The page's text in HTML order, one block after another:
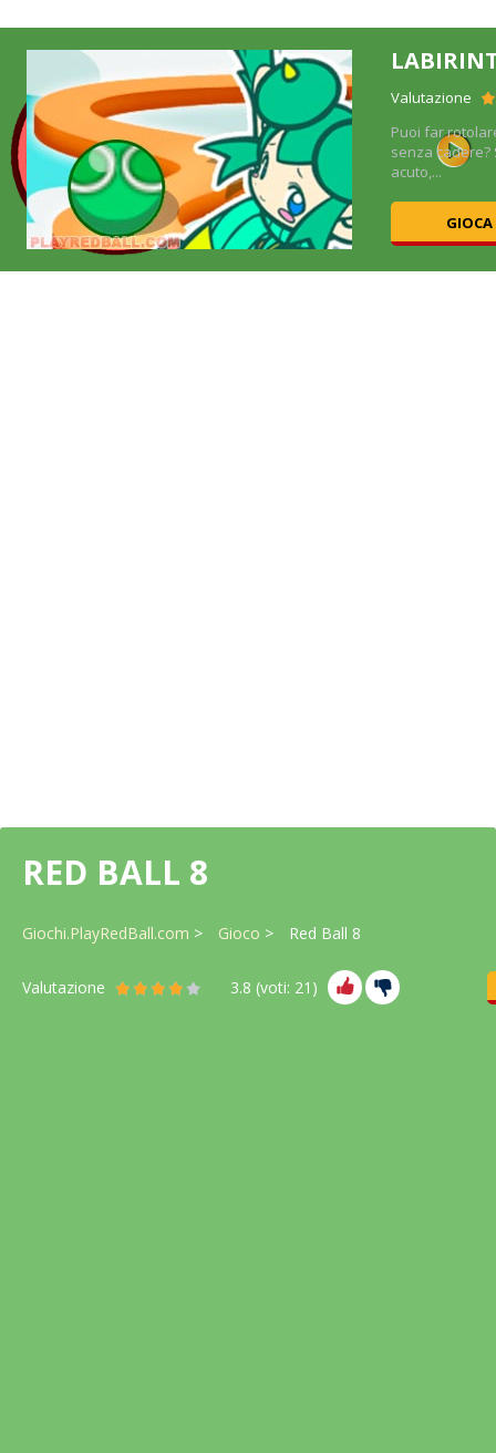
Valutazione
Puoi far
senza
acuto,...
RED BALL 8
Giochi.PlayRedBall.com Gioco Red Ball 8
Valutazione 3.8 (voti: 21 )